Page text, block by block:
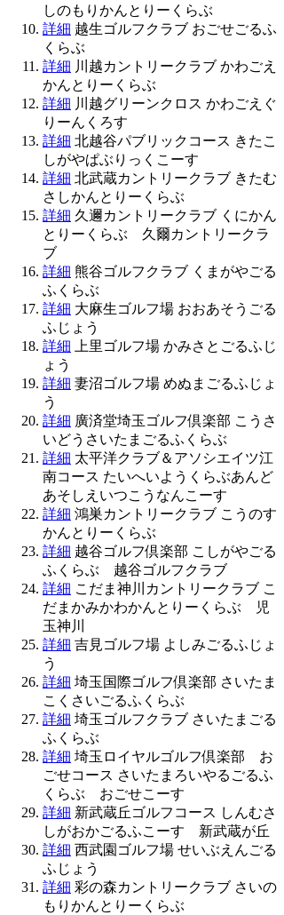
しのもりかんとりーくらぶ
詳細 越生ゴルフクラブ おごせごるふ
くらぶ
詳細 川越カントリークラブ かわごえ
かんとりーくらぶ
詳細 川越グリーンクロス かわごえぐ
りーんくろす
詳細 北越谷パブリックコース きたこ
しがやぱぶりっくこーす
詳細 北武蔵カントリークラブ きたむ
さしかんとりーくらぶ
詳細 久邇カントリークラブ くにかん
とりーくらぶ 久爾カントリークラ
ブ
詳細 熊谷ゴルフクラブ くまがやごる
ふくらぶ
詳細 大麻生ゴルフ場 おおあそうごる
ふじょう
詳細 上里ゴルフ場 かみさとごるふじ
ょう
詳細 妻沼ゴルフ場 めぬまごるふじょ
う
詳細 廣済堂埼玉ゴルフ倶楽部 こうさ
いどうさいたまごるふくらぶ
詳細 太平洋クラブ＆アソシエイツ江
南コース たいへいようくらぶあんど
あそしえいつこうなんこーす
詳細 鴻巣カントリークラブ こうのす
かんとりーくらぶ
詳細 越谷ゴルフ倶楽部 こしがやごる
ふくらぶ 越谷ゴルフクラブ
詳細 こだま神川カントリークラブ こ
だまかみかわかんとりーくらぶ 児
玉神川
詳細 吉見ゴルフ場 よしみごるふじょ
う
詳細 埼玉国際ゴルフ倶楽部 さいたま
こくさいごるふくらぶ
詳細 埼玉ゴルフクラブ さいたまごる
ふくらぶ
詳細 埼玉ロイヤルゴルフ倶楽部 お
ごせコース さいたまろいやるごるふ
くらぶ おごせこーす
詳細 新武蔵丘ゴルフコース しんむさ
しがおかごるふこーす 新武蔵が丘
詳細 西武園ゴルフ場 せいぶえんごる
ふじょう
詳細 彩の森カントリークラブ さいの
もりかんとりーくらぶ